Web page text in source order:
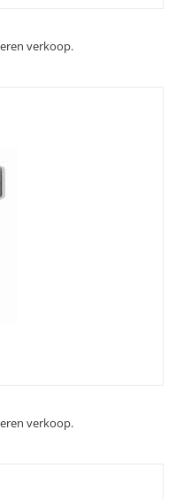
verkoop.
verkoop.